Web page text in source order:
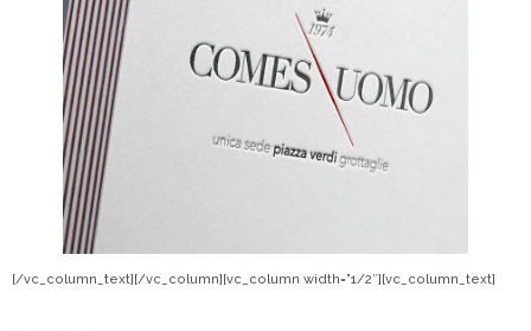
[/vc_column_text][/vc_column][vc_column width=”1/2″][vc_column_text]